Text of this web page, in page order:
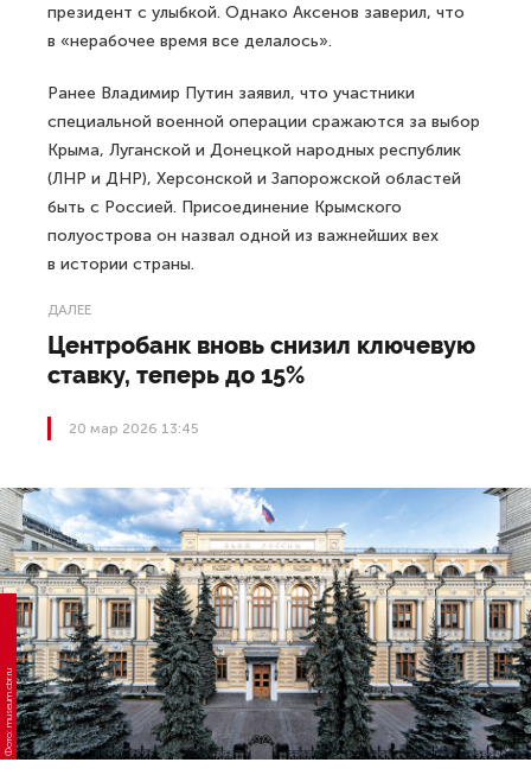
президент с улыбкой. Однако Аксенов заверил, что
в «нерабочее время все делалось».
Ранее Владимир Путин заявил, что участники
специальной военной операции сражаются за выбор
Крыма, Луганской и Донецкой народных республик
(ЛНР и ДНР), Херсонской и Запорожской областей
быть с Россией. Присоединение Крымского
полуострова он назвал одной из важнейших вех
в истории страны.
ДАЛЕЕ
Центробанк вновь снизил ключевую
ставку, теперь до 15%
20 мар 2026 13:45
Фото: museum.cbr.ru